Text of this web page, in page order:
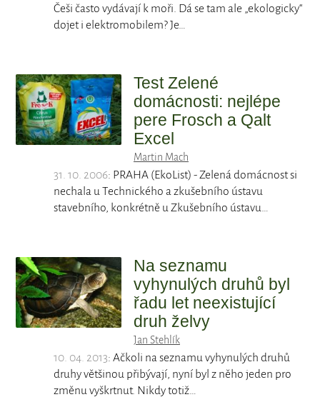
Češi často vydávají k moři. Dá se tam ale „ekologicky“
dojet i elektromobilem? Je…
Test Zelené
domácnosti: nejlépe
pere Frosch a Qalt
Excel
Martin Mach
31. 10. 2006: PRAHA (EkoList) - Zelená domácnost si
nechala u Technického a zkušebního ústavu
stavebního, konkrétně u Zkušebního ústavu…
Na seznamu
vyhynulých druhů byl
řadu let neexistující
druh želvy
Jan Stehlík
10. 04. 2013: Ačkoli na seznamu vyhynulých druhů
druhy většinou přibývají, nyní byl z něho jeden pro
změnu vyškrtnut. Nikdy totiž…